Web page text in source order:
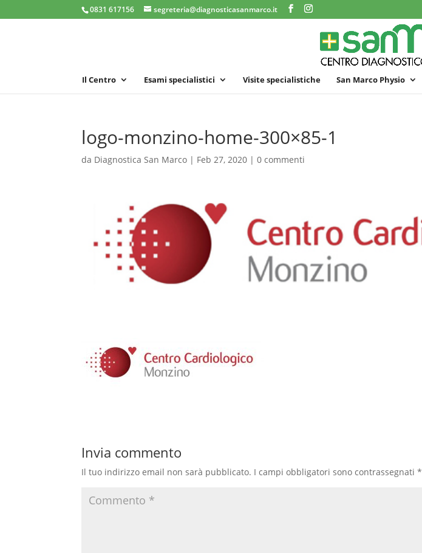
0831 617156 segreteria@diagnosticasanmarco.it
Il Centro Esami specialistici Visite specialistiche San Marco Physio
logo-monzino-home-300×85-1
da Diagnostica San Marco | Feb 27, 2020 |0 commenti
Invia commento
Il tuo indirizzo email non sarà pubblicato. I campi obbligatori sono contrassegnati*